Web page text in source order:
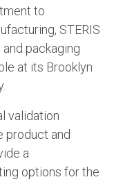
to
STERIS
packaging
at its Brooklyn
validation
product and
a
options for the